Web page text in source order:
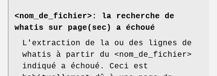
<nom_de_fichier>: la recherche de
whatis sur page(sec) a échoué
L'extraction de la ou des lignes de
whatis à partir du <nom_de_fichier>
indiqué a échoué. Ceci est